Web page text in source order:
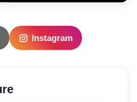
Instagram